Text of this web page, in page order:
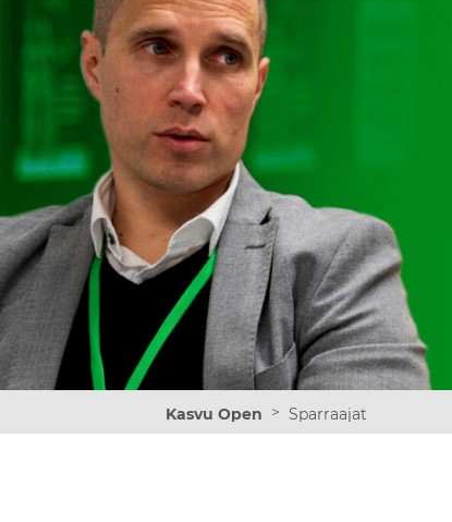
Kasvu Open > Sparraajat